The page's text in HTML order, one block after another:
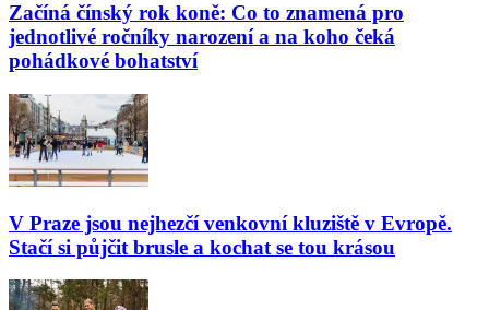
Začíná čínský rok koně: Co to znamená pro
jednotlivé ročníky narození a na koho čeká
pohádkové bohatství
V Praze jsou nejhezčí venkovní kluziště v Evropě.
Stačí si půjčit brusle a kochat se tou krásou